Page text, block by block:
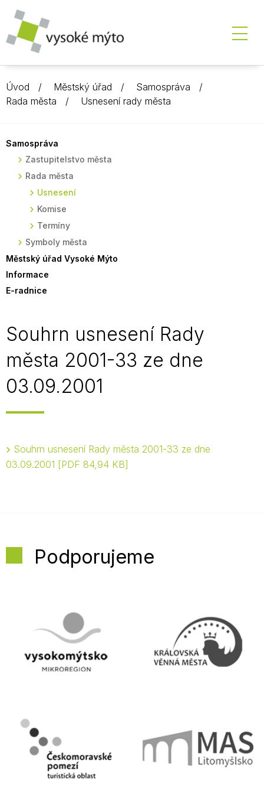
Úvod Městský úřad
Samospráva
Rada města
Usnesení rady města
Samospráva
Zastupitelstvo města
Rada města
Usnesení
Komise
Termíny
Symboly města
Městský úřad Vysoké Mýto
Informace
E-radnice
Souhrn usnesení Rady
města 2001-33 ze dne
03.09.2001
Souhrn usnesení Rady města 2001-33 ze dne
03.09.2001
PDF 84,94 KB
Podporujeme